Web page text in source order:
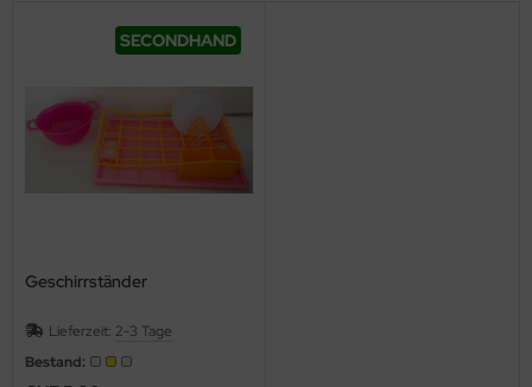
SECONDHAND
Geschirrständer
Lieferzeit: 2-3 Tage
Bestand: